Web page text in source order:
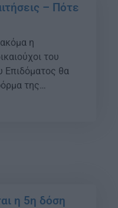
– Πότε
ακόμα η
του
Επιδόματος θα
της
τη χρήση
η 5η δόση